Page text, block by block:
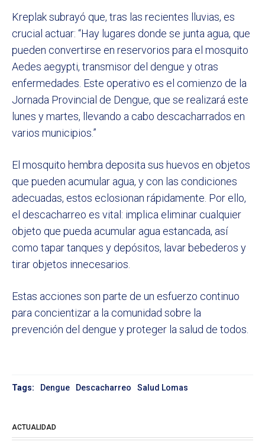
Kreplak subrayó que, tras las recientes lluvias, es
crucial actuar: “Hay lugares donde se junta agua, que
pueden convertirse en reservorios para el mosquito
Aedes aegypti, transmisor del dengue y otras
enfermedades. Este operativo es el comienzo de la
Jornada Provincial de Dengue, que se realizará este
lunes y martes, llevando a cabo descacharrados en
varios municipios.”
El mosquito hembra deposita sus huevos en objetos
que pueden acumular agua, y con las condiciones
adecuadas, estos eclosionan rápidamente. Por ello,
el descacharreo es vital: implica eliminar cualquier
objeto que pueda acumular agua estancada, así
como tapar tanques y depósitos, lavar bebederos y
tirar objetos innecesarios.
Estas acciones son parte de un esfuerzo continuo
para concientizar a la comunidad sobre la
prevención del dengue y proteger la salud de todos.
Tags: Dengue Descacharreo Salud Lomas
ACTUALIDAD